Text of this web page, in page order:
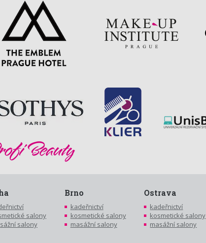
salony
salony
Brno
kadeřnictví
kosmetické salony
masážní salony
Ostrava
kadeřnictví
kosmetické salony
masážní salony